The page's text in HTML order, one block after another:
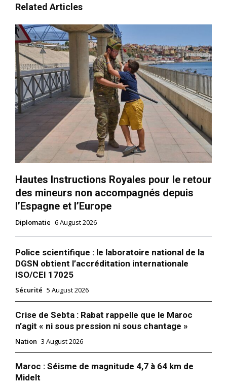
Related Articles
Hautes Instructions Royales pour le retour
des mineurs non accompagnés depuis
l’Espagne et l’Europe
Diplomatie 6 August 2026
Police scientifique : le laboratoire national de la
DGSN obtient l’accréditation internationale
ISO/CEI 17025
Sécurité 5 August 2026
Crise de Sebta : Rabat rappelle que le Maroc
n’agit « ni sous pression ni sous chantage »
Nation 3 August 2026
Maroc : Séisme de magnitude 4,7 à 64 km de
Midelt